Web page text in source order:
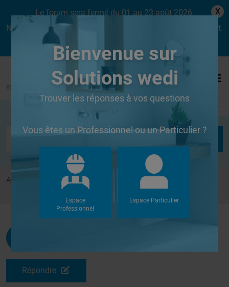
Le forum sera fermé du 01 au 23 août 2026.
Nous aurons le plaisir de vous retrouver dès le lundi 24 août.
X
Se connecter
Accueil Forums
Douches à l'Italienne
Epaisseur émaux trop faible pour receveur Fundo plano
Répondre
Bienvenue sur
Solutions wedi
Trouver les réponses à vos questions
Vous êtes un Professionnel ou un Particulier ?
Espace
Professionnel
Espace Particulier